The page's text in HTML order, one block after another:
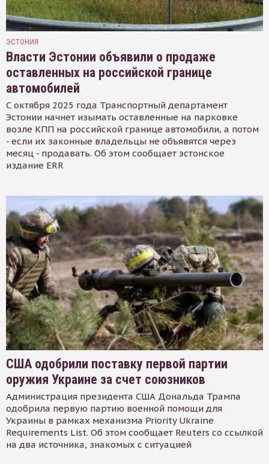
ЭСТОНИЯ
Власти Эстонии объявили о продаже
оставленных на российской границе
автомобилей
С октября 2025 года Транспортный департамент
Эстонии начнет изымать оставленные на парковке
возле КПП на российской границе автомобили, а потом
- если их законные владельцы не объявятся через
месяц - продавать. Об этом сообщает эстонское
издание ERR
США одобрили поставку первой партии
оружия Украине за счет союзников
Администрация президента США Дональда Трампа
одобрила первую партию военной помощи для
Украины в рамках механизма Priority Ukraine
Requirements List. Об этом сообщает Reuters со ссылкой
на два источника, знакомых с ситуацией